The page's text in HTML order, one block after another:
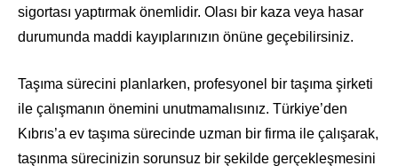
sigortası yaptırmak önemlidir. Olası bir kaza veya hasar
durumunda maddi kayıplarınızın önüne geçebilirsiniz.
Taşıma sürecini planlarken, profesyonel bir taşıma şirketi
ile çalışmanın önemini unutmamalısınız. Türkiye’den
Kıbrıs’a ev taşıma sürecinde uzman bir firma ile çalışarak,
taşınma sürecinizin sorunsuz bir şekilde gerçekleşmesini